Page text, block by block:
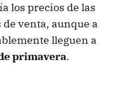
los precios de las
venta, aunque a
lleguen a
primavera.